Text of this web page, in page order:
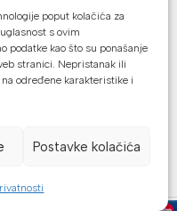
poput kolačića za
s ovim
podatke kao što su ponašanje
stranici. Nepristanak ili
određene karakteristike i
Postavke kolačića
možete platiti:
jednokratno ili do
preuzimanja
rata